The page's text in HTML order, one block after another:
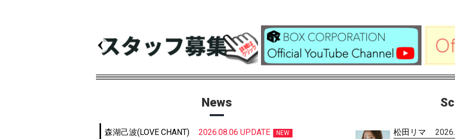
News
森湖己波(LOVE CHANT) 2026.08.06 UPDATE NEW 松田リマ